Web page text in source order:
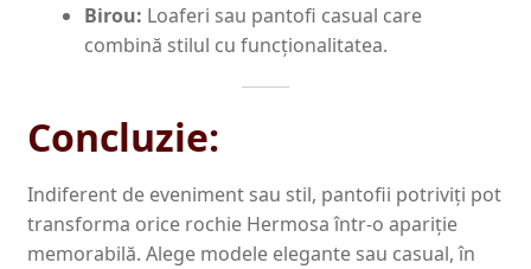
Birou: Loaferi sau pantofi casual care
combină stilul cu funcționalitatea.
Concluzie:
Indiferent de eveniment sau stil, pantofii potriviți pot
transforma orice rochie Hermosa într-o apariție
memorabilă. Alege modele elegante sau casual, în